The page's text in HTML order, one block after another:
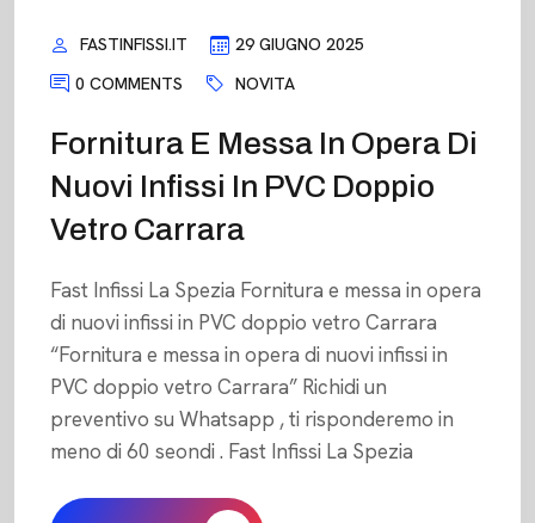
FASTINFISSI.IT
29 GIUGNO 2025
0 COMMENTS
NOVITA
Fornitura E Messa In Opera Di
Nuovi Infissi In PVC Doppio
Vetro Carrara
Fast Infissi La Spezia Fornitura e messa in opera
di nuovi infissi in PVC doppio vetro Carrara
“Fornitura e messa in opera di nuovi infissi in
PVC doppio vetro Carrara” Richidi un
preventivo su Whatsapp , ti risponderemo in
meno di 60 seondi . Fast Infissi La Spezia